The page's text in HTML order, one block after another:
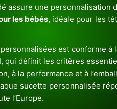
assure une personnalisation
les bébés, idéale pour les
est conforme à
, qui définit les critères
à la performance et à
sucette personnalisée
l’Europe.